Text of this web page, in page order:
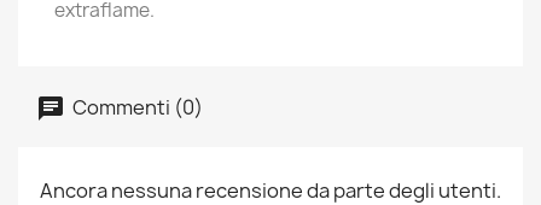
extraflame.
Commenti (0)
Ancora nessuna recensione da parte degli utenti.